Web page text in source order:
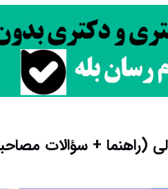
(راهنما + سؤالات